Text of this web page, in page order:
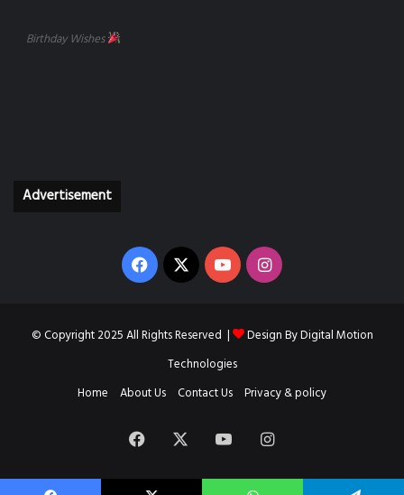
Birthday Wishes
Advertisement
Facebook
X YouTubeInstagram
© Copyright 2025 All Rights Reserved | Design ByDigital Motion
Technologies
Home
About Us Contact Us Privacy & policy
Facebook YouTubeInstagram